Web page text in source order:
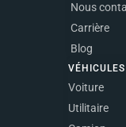
Nous
Carrière
Blog
VÉHICULES
Voiture
Utilitaire